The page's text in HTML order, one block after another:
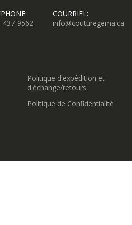
437-9562
COURRIEL:
info@couturegema.ca
Politique d'expédition et
d'échange/retours
Politique de Confidentialité